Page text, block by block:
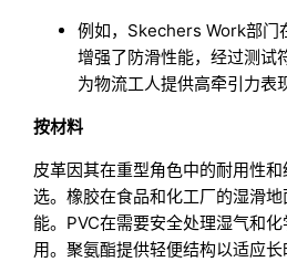
例如，Skechers Work部门
增强了防滑性能，经过测试
为物流工人提供高牵引力表
按材料
皮革因其在重型角色中的耐用性
选。橡胶在食品和化工厂的湿滑
能。PVC在需要安全处理湿气和
用。聚氨酯提供轻便结构以适应